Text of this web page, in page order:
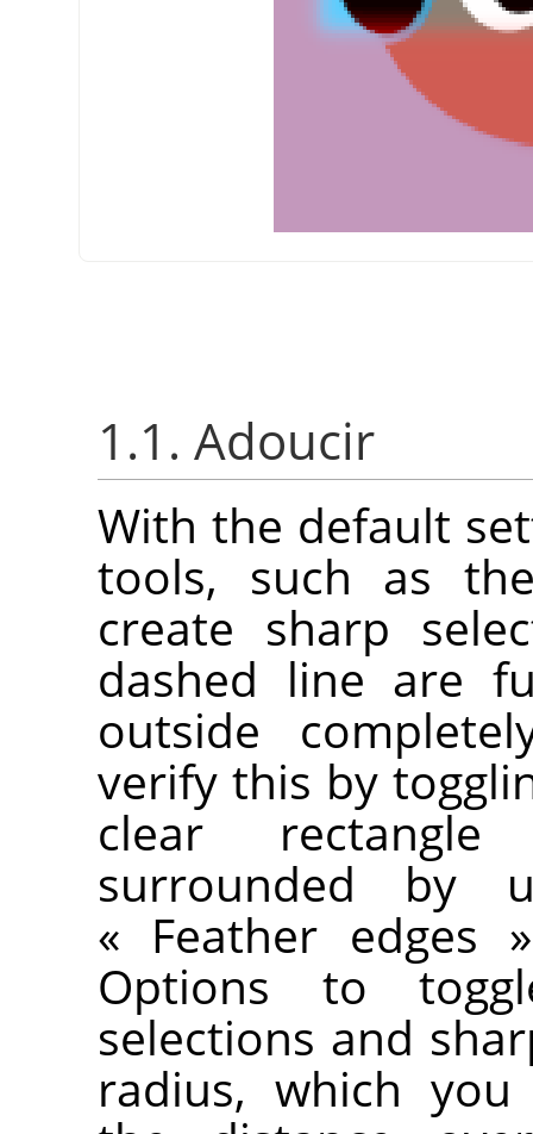
1.1. Adoucir
With the default
tools, such as
create sharp
dashed line are
outside
verify this by
clear
surrounded by
« Feather edges »
Options to
selections and
radius, which